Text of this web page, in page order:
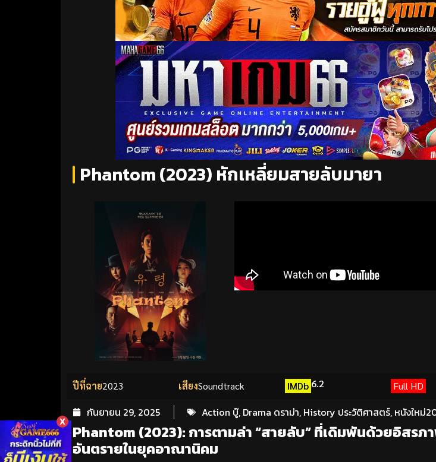
Phantom (2023) หักเหลี่ยมสายลับมายา
ปีที่ฉาย2023 เสียงSoundtrack IMDb 6.2 Full HD
กันยายน 29, 2025 Action บู๊, Drama ดราม่า, History ประวัติศาสตร์, หนังใหม่
Phantom (2023): การตามล่า “สายลับ” ที่เดิมพันด้วยอิสรภ
อันตรายในยุคอาณานิคม
X